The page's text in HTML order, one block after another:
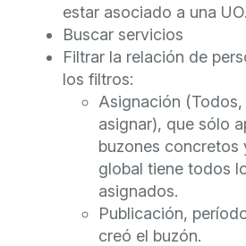
estar asociado a una UO.
Buscar servicios
Filtrar la relación de
los filtros:
Asignación
asignar), que sólo
buzones concretos
global tiene todos
asignados.
Publicación,
creó el buzón.